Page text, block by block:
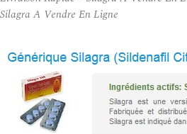
Silagra A Vendre En Ligne